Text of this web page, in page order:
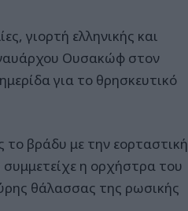
γιορτή ελληνικής και
Ουσακώφ στον
για το θρησκευτικό
βράδυ με την εορταστική
η ορχήστρα του
θάλασσας της ρωσικής